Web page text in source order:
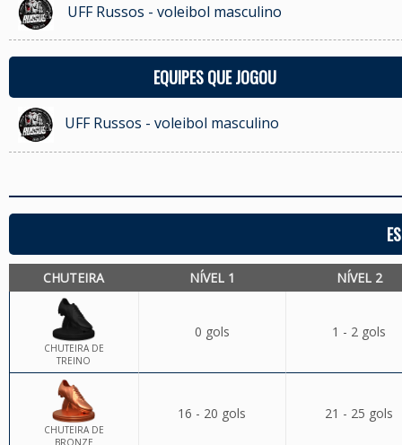
UFF Russos - voleibol masculino
EQUIPES QUE JOGOU
UFF Russos - voleibol masculino
CHUTEIRA NÍVEL 1 NÍVEL 2
CHUTEIRA DE
TREINO
0 gols 1 - 2 gols
CHUTEIRA DE
BRONZE
16 - 20 gols 21 - 25 gols